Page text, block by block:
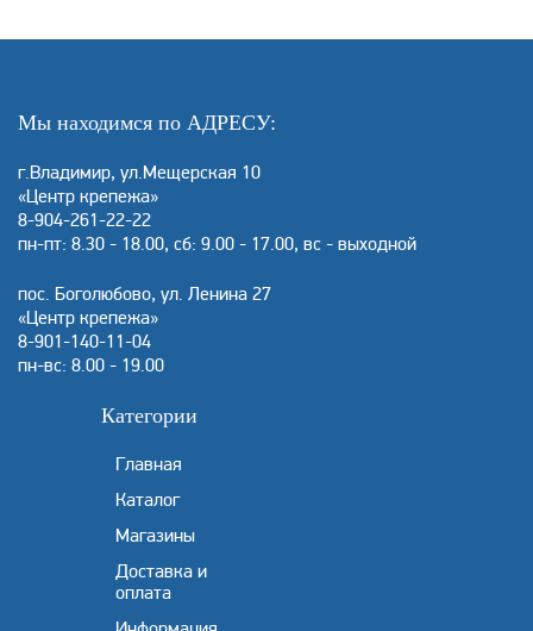
Мы находимся по АДРЕСУ:
г.Владимир, ул.Мещерская 10
«Центр крепежа»
8-904-261-22-22
пн-пт: 8.30 - 18.00, сб: 9.00 - 17.00, вс - выходной
пос. Боголюбово, ул. Ленина 27
«Центр крепежа»
8-901-140-11-04
пн-вс: 8.00 - 19.00
Категории
Главная
Каталог
Магазины
Доставка и
оплата